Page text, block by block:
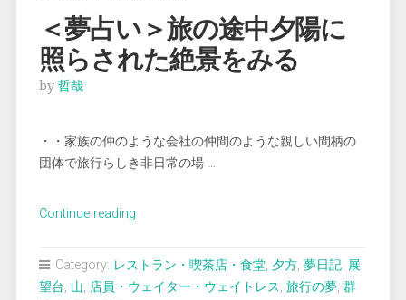
＜夢占い＞旅の途中夕陽に
照らされた絶景をみる
by 哲哉
・・家族の仲のような会社の仲間のような親しい間柄の
団体で旅行らしき非日常の場 …
Continue reading“＜
い
Category: レストラン・喫茶店・食堂, 夕方, 夢日記, 展
望台, 山, 店員・ウェイター・ウェイトレス, 旅行の夢, 群